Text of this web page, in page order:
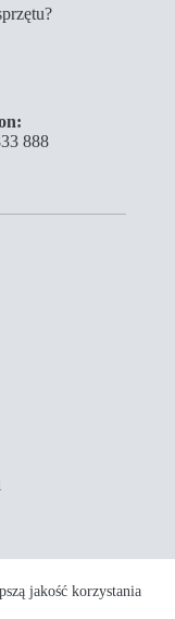
jakość korzystania
888